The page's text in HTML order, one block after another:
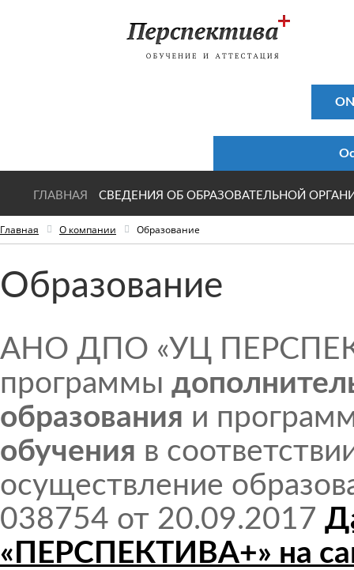
ГЛАВНАЯ СВЕДЕНИЯ ОБ ОБРАЗОВАТЕЛЬНОЙ
Главная О компании Образование
Образование
АНО ДПО «УЦ
программы
образования и
обучения в
осуществление
038754 от 20.09.2017
«ПЕРСПЕКТИВА+» на